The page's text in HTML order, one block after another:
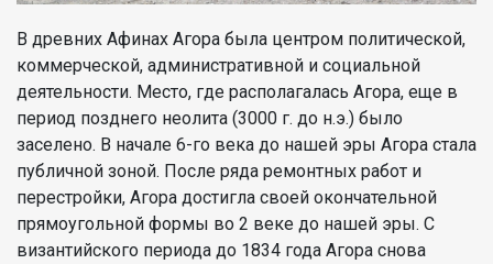
В древних Афинах Агора была центром политической,
коммерческой, административной и социальной
деятельности. Место, где располагалась Агора, еще в
период позднего неолита (3000 г. до н.э.) было
заселено. В начале 6-го века до нашей эры Агора стала
публичной зоной. После ряда ремонтных работ и
перестройки, Агора достигла своей окончательной
прямоугольной формы во 2 веке до нашей эры. С
византийского периода до 1834 года Агора снова